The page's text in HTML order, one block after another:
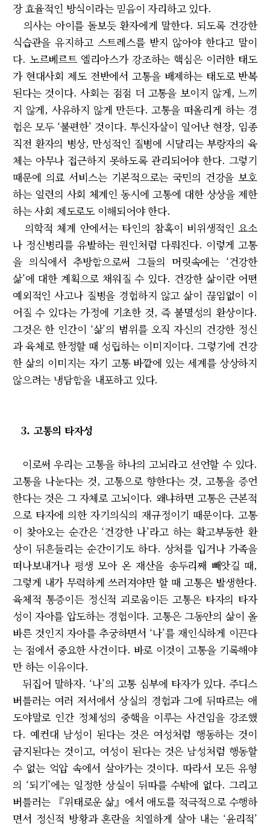
장 효율적인 방식이라는 믿음이 자리하고 있다.
의사는 아이를 돌보듯 환자에게 말한다. 되도록 건강한
식습관을 유지하고 스트레스를 받지 않아야 한다고 말이
다. 노르베르트 엘리아스가 강조하는 핵심은 이러한 태도
가 현대사회 제도 전반에서 고통을 배제하는 태도로 반복
된다는 것이다. 사회는 점점 더 고통을 보이지 않게, 느끼
지 않게, 사유하지 않게 만든다. 고통을 떠올리게 하는 경
험은 모두 ‘불편한’ 것이다. 투신자살이 일어난 현장, 임종
직전 환자의 병상, 만성적인 질병에 시달리는 부랑자의 육
체는 아무나 접근하지 못하도록 관리되어야 한다. 그렇기
때문에 의료 서비스는 기본적으로는 국민의 건강을 보호
하는 일련의 사회 체계인 동시에 고통에 대한 상상을 제한
하는 사회 제도로도 이해되어야 한다.
의학적 체계 안에서는 타인의 참혹이 비위생적인 요소
나 정신병리를 유발하는 원인처럼 다뤄진다. 이렇게 고통
을 의식에서 추방함으로써 그들의 머릿속에는 ‘건강한
삶’에 대한 계획으로 채워질 수 있다. 건강한 삶이란 어떤
예외적인 사고나 질병을 경험하지 않고 삶이 끊임없이 이
어질 수 있다는 가정에 기초한 것, 즉 불멸성의 환상이다.
그것은 한 인간이 ‘삶’의 범위를 오직 자신의 건강한 정신
과 육체로 한정할 때 성립하는 이미지이다. 그렇기에 건강
한 삶의 이미지는 자기 고통 바깥에 있는 세계를 상상하지
않으려는 냉담함을 내포하고 있다.
3. 고통의 타자성
이로써 우리는 고통을 하나의 고뇌라고 선언할 수 있다.
고통을 나눈다는 것, 고통으로 향한다는 것, 고통을 증언
한다는 것은 그 자체로 고뇌이다. 왜냐하면 고통은 근본적
으로 타자에 의한 자기의식의 재규정이기 때문이다. 고통
이 찾아오는 순간은 ‘건강한 나’라고 하는 확고부동한 환
상이 뒤흔들리는 순간이기도 하다. 상처를 입거나 가족을
떠나보내거나 평생 모아 온 재산을 송두리째 빼앗길 때,
그렇게 내가 무력하게 쓰러져야만 할 때 고통은 발생한다.
육체적 통증이든 정신적 괴로움이든 고통은 타자의 타자
성이 자아를 압도하는 경험이다. 고통은 그동안의 삶이 올
바른 것인지 자아를 추궁하면서 ‘나’를 재인식하게 이끈다
는 점에서 중요한 사건이다. 바로 이것이 고통을 기록해야
만 하는 이유이다.
뒤집어 말하자. ‘나’의 고통 심부에 타자가 있다. 주디스
버틀러는 여러 저서에서 상실의 경험과 그에 뒤따르는 애
도야말로 인간 정체성의 중핵을 이루는 사건임을 강조했
다. 예컨대 남성이 된다는 것은 여성처럼 행동하는 것이
금지된다는 것이고, 여성이 된다는 것은 남성처럼 행동할
수 없는 억압 속에서 살아가는 것이다. 따라서 모든 유형
의 ‘되기’에는 일정한 상실이 뒤따를 수밖에 없다. 그리고
버틀러는 『위태로운 삶』에서 애도를 적극적으로 수행하
면서 정신적 방황과 혼란을 치열하게 살아 내는 ‘윤리적’